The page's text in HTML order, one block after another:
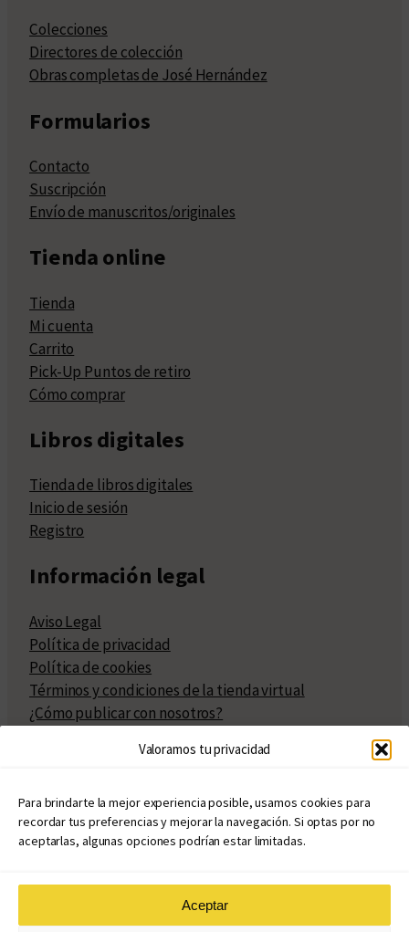
Valoramos tu privacidad
Para brindarte la mejor experiencia posible, usamos cookies para
recordar tus preferencias y mejorar la navegación. Si optas por no
aceptarlas, algunas opciones podrían estar limitadas.
Aceptar
Colecciones
Directores de colección
Obras completas de José Hernández
Formularios
Contacto
Suscripción
Envío de manuscritos/originales
Tienda online
Tienda
Mi cuenta
Carrito
Pick-Up Puntos de retiro
Cómo comprar
Libros digitales
Tienda de libros digitales
Inicio de sesión
Registro
Información legal
Aviso Legal
Política de privacidad
Política de cookies
Términos y condiciones de la tienda virtual
¿Cómo publicar con nosotros?
Políticas de publicación
Políticas de coedición
Atribuciones